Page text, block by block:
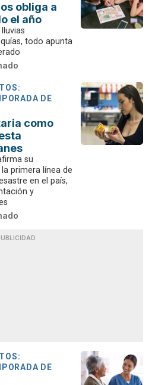
obliga a
el año
todo apunta
DE
como
su
primera línea de
en el país,
y
DE